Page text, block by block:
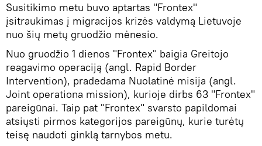
Susitikimo metu buvo aptartas "Frontex"
įsitraukimas į migracijos krizės valdymą Lietuvoje
nuo šių metų gruodžio mėnesio.
Nuo gruodžio 1 dienos "Frontex" baigia Greitojo
reagavimo operaciją (angl. Rapid Border
Intervention), pradedama Nuolatinė misija (angl.
Joint operationa mission), kurioje dirbs 63 "Frontex"
pareigūnai. Taip pat "Frontex" svarsto papildomai
atsiųsti pirmos kategorijos pareigūnų, kurie turėtų
teisę naudoti ginklą tarnybos metu.